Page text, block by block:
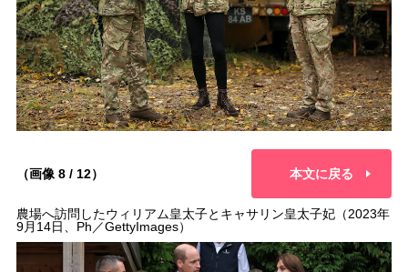
（画像 8 / 12） 本文に戻る
農場へ訪問したウィリアム皇太子とキャサリン皇太子妃（2023年
9月14日、Ph／GettyImages）